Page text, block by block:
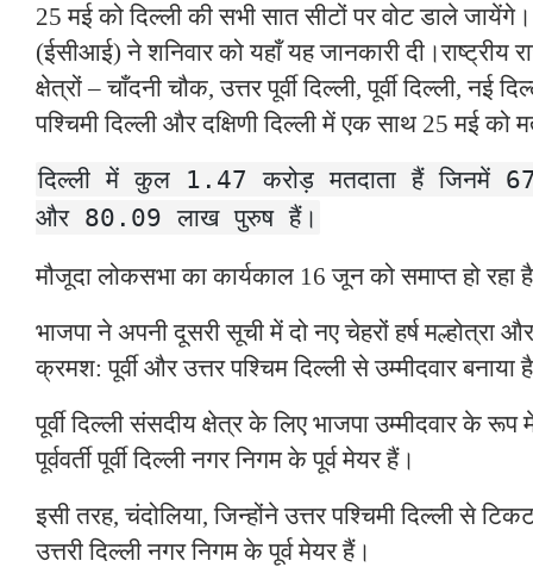
25 मई को दिल्ली की सभी सात सीटों पर वोट डाले जायेंगे।
(ईसीआई) ने शनिवार को यहाँ यह जानकारी दी।राष्ट्रीय
क्षेत्रों – चाँदनी चौक, उत्तर पूर्वी दिल्ली, पूर्वी दिल्ली, नई
पश्चिमी दिल्ली और दक्षिणी दिल्ली में एक साथ 25 मई को
दिल्ली में कुल 1.47 करोड़ मतदाता हैं जिनमें
और 80.09 लाख पुरुष हैं।
मौजूदा लोकसभा का कार्यकाल 16 जून को समाप्त हो रहा
भाजपा ने अपनी दूसरी सूची में दो नए चेहरों हर्ष मल्होत्रा
क्रमश: पूर्वी और उत्तर पश्चिम दिल्ली से उम्मीदवार बनाया
पूर्वी दिल्ली संसदीय क्षेत्र के लिए भाजपा उम्मीदवार के रूप
पूर्ववर्ती पूर्वी दिल्ली नगर निगम के पूर्व मेयर हैं।
इसी तरह, चंदोलिया, जिन्होंने उत्तर पश्चिमी दिल्ली से टिकट
उत्तरी दिल्ली नगर निगम के पूर्व मेयर हैं।